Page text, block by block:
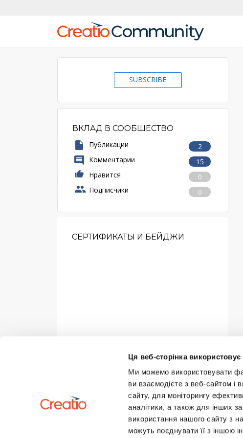
Ця веб-сторінка використовує
Ми можемо використовувати
ви взаємодієте з веб-сайтом і
сайту, для моніторингу
аналітики, а також для інших
використання нашого сайту з
можуть поєднувати її з іншою
SUBSCRIBE
ВКЛАД В СООБЩЕСТВО
Публикации
2
Комментарии
15
Нравится
0
Подписчики
0
СЕРТИФИКАТЫ И БЕЙДЖИ